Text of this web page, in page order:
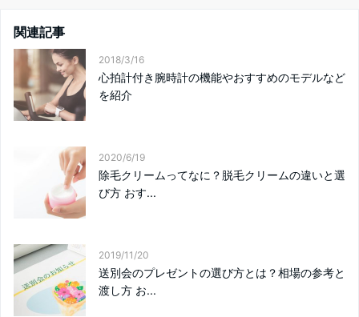
関連記事
2018/3/16
心拍計付き腕時計の機能やおすすめのモデルなど
を紹介
2020/6/19
除毛クリームってなに？脱毛クリームの違いと選
び方 おす...
2019/11/20
送別会のプレゼントの選び方とは？相場の参考と
渡し方 お...